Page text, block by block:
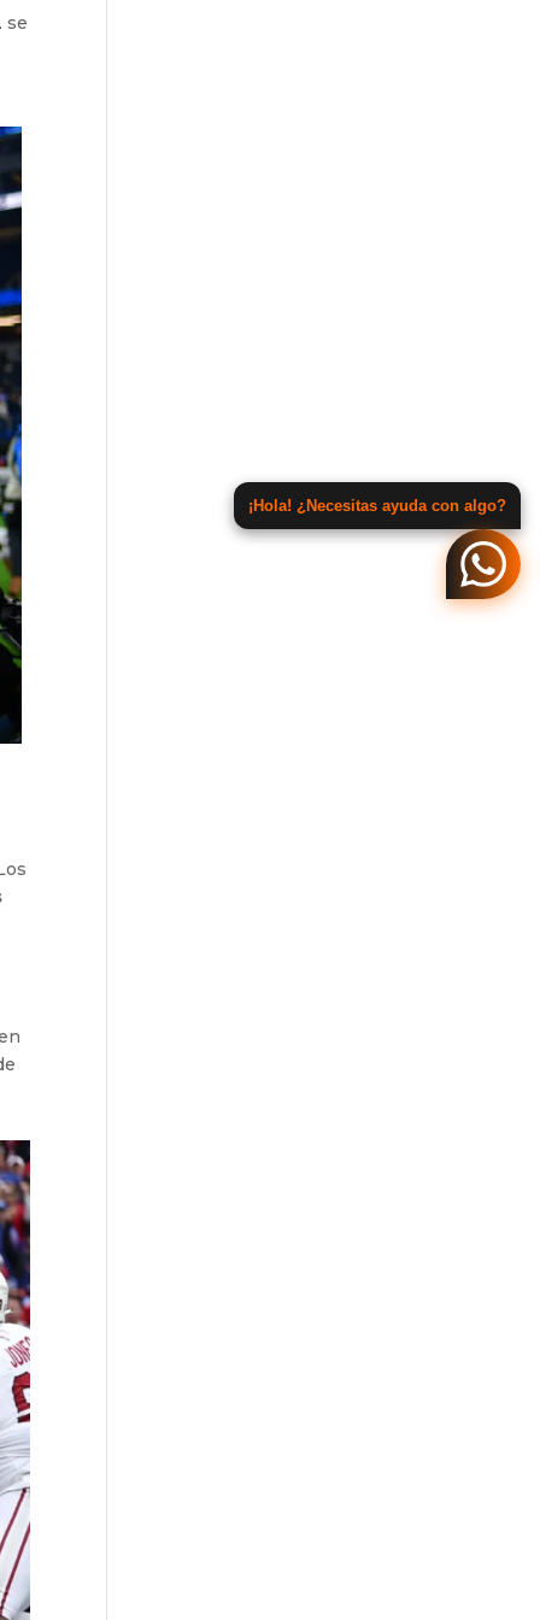
se
¡Hola! ¿Necesitas ayuda con algo?